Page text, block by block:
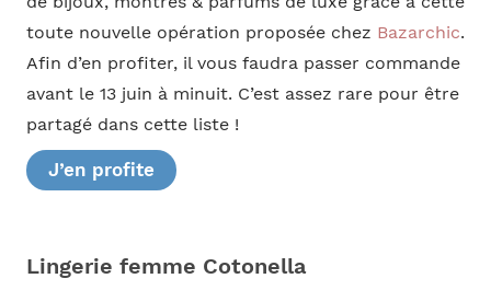
toute nouvelle opération proposée chez Bazarchic.
Afin d’en profiter, il vous faudra passer commande
avant le 13 juin à minuit. C’est assez rare pour être
partagé dans cette liste !
J’en profite
Lingerie femme Cotonella